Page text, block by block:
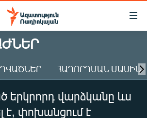
2026
ՀԱՂՈՐԴՄԱՆ ՄԱՍԻՆ
երկրորդ վարձկանը ևս
է, փոխանցում է